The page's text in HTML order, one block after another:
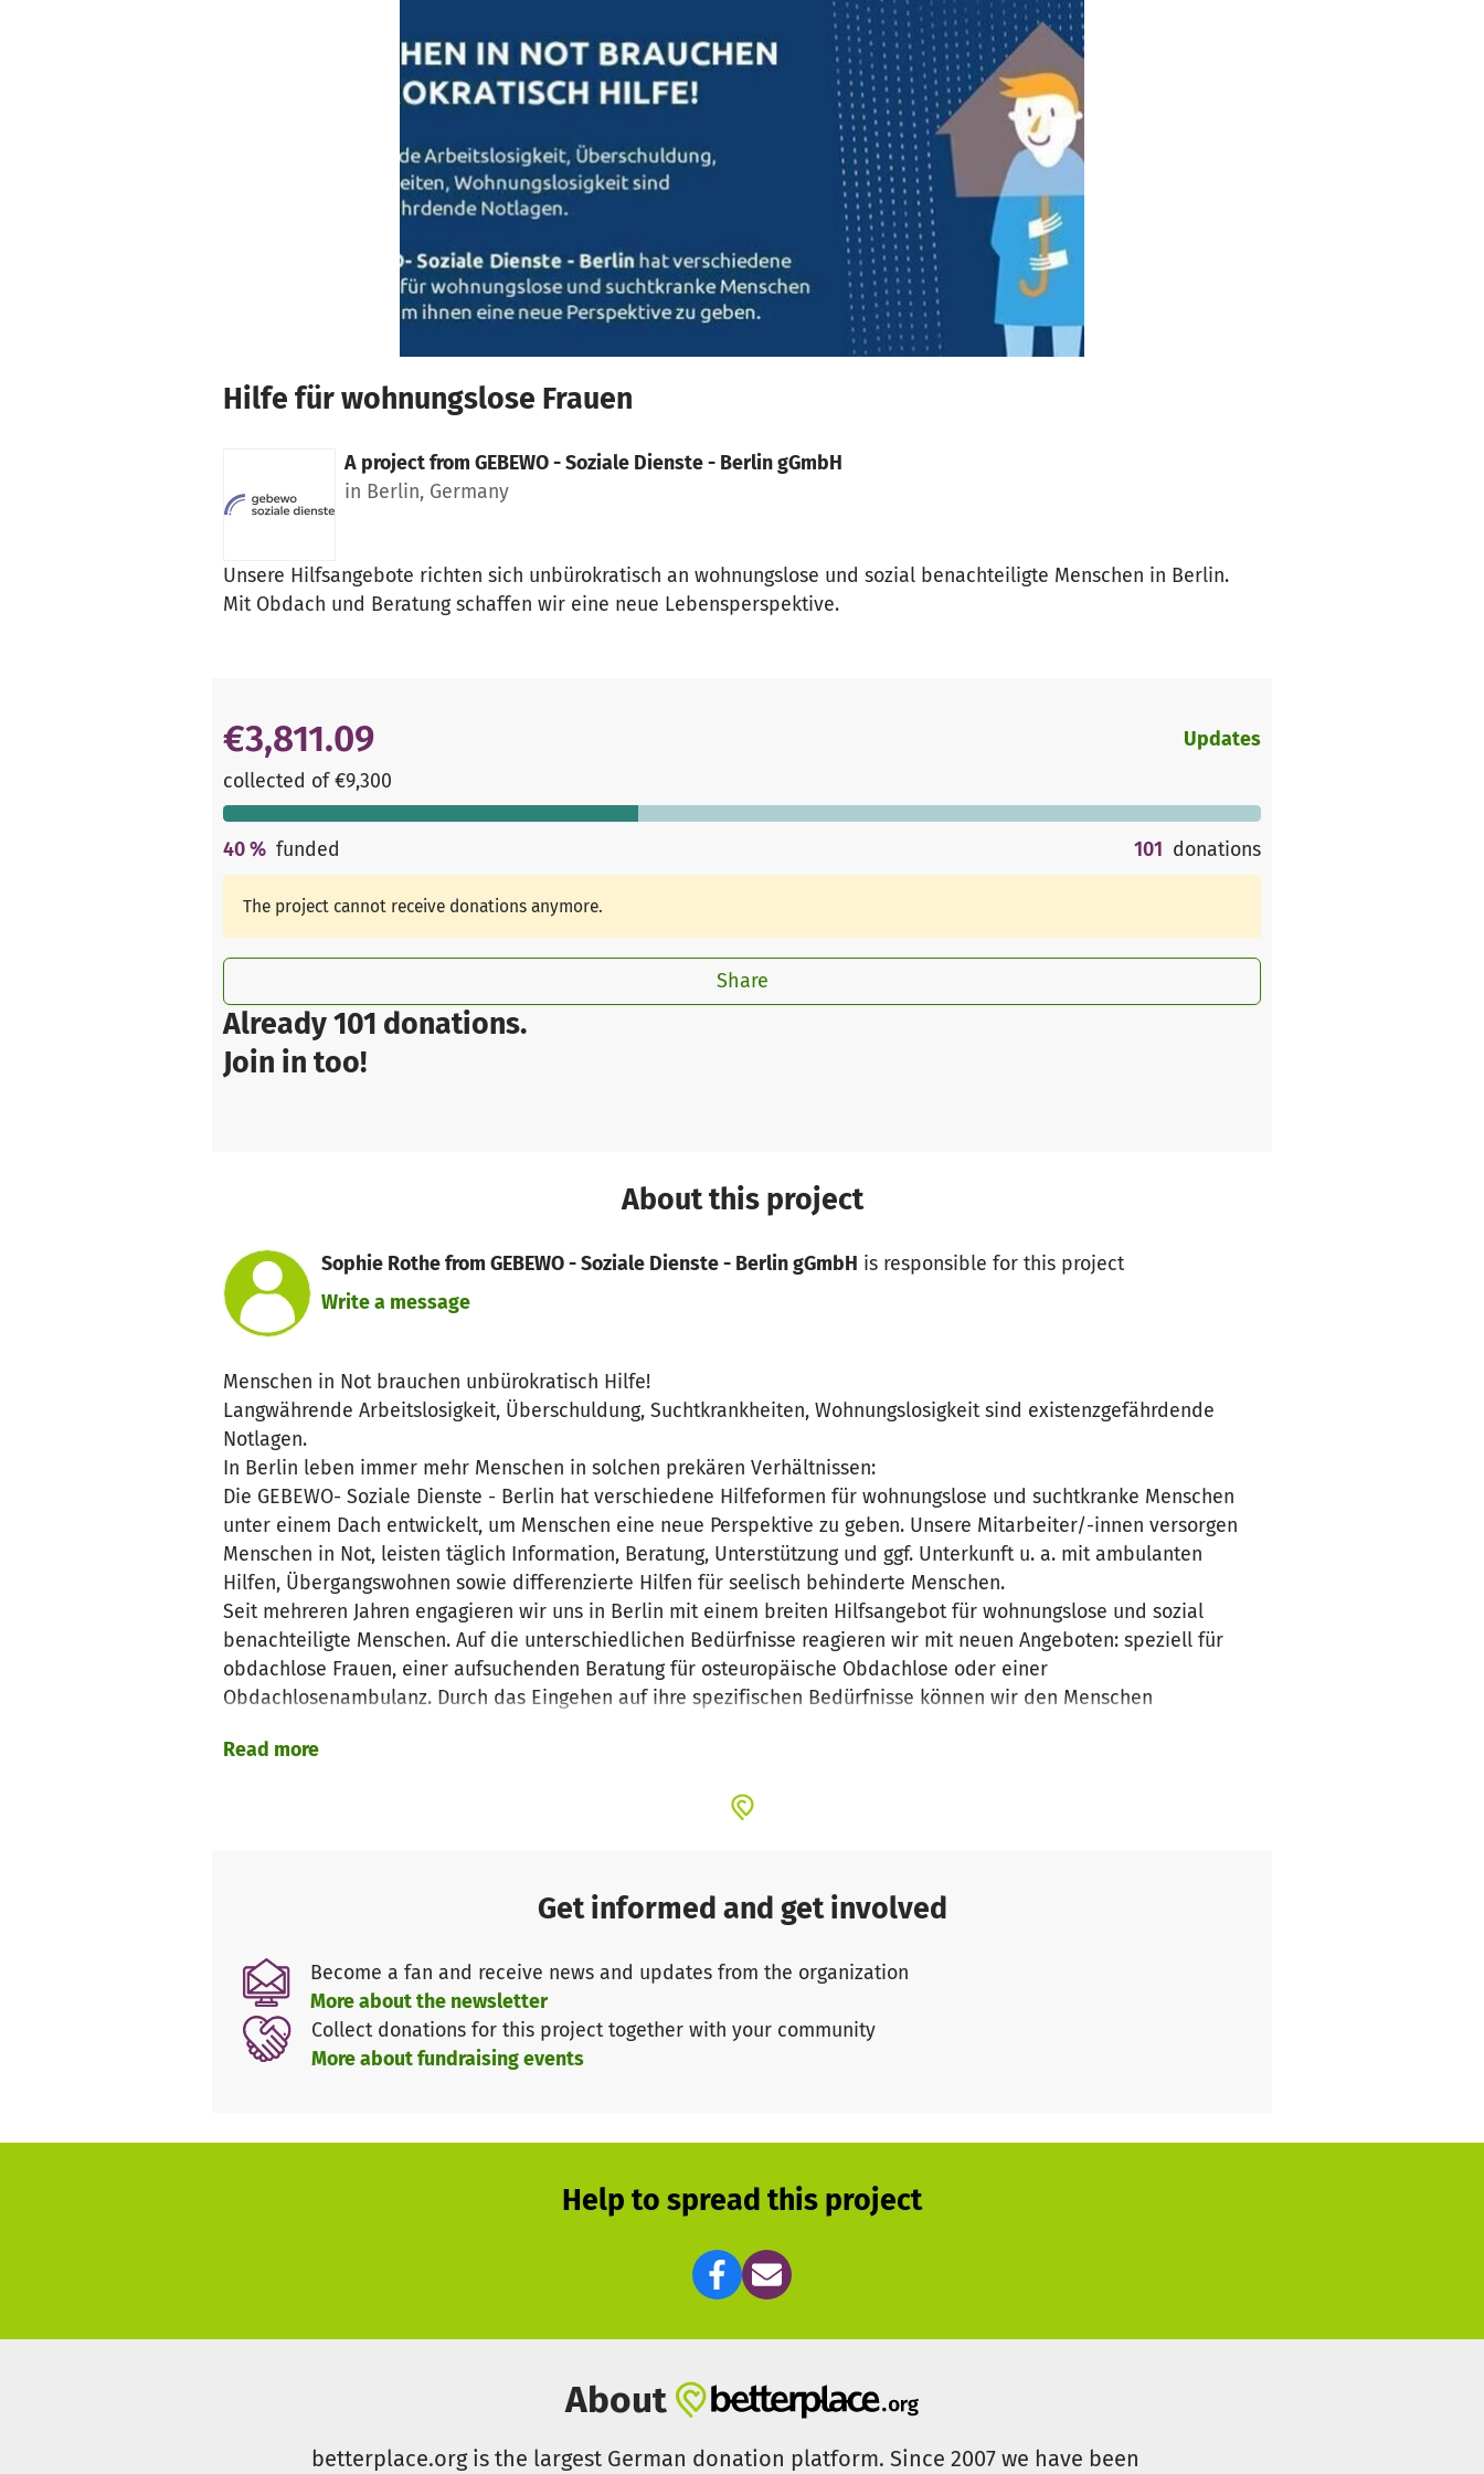
Hilfe für wohnungslose Frauen
A project from GEBEWO - Soziale Dienste - Berlin gGmbH
in Berlin, Germany
Unsere Hilfsangebote richten sich unbürokratisch an wohnungslose und sozial benachteiligte Menschen in Berlin.
Mit Obdach und Beratung schaffen wir eine neue Lebensperspektive.
Already 101 donations.
Join in too!
€3,811.09
collected of €9,300
Updates
40% funded 101 donations
The project cannot receive donations anymore.
Share
About this project
Sophie Rothe from GEBEWO - Soziale Dienste - Berlin gGmbH is responsible for this project
Write a message
Menschen in Not brauchen unbürokratisch Hilfe!
Langwährende Arbeitslosigkeit, Überschuldung, Suchtkrankheiten, Wohnungslosigkeit sind existenzgefährdende
Notlagen.
In Berlin leben immer mehr Menschen in solchen prekären Verhältnissen:
Die GEBEWO- Soziale Dienste - Berlin hat verschiedene Hilfeformen für wohnungslose und suchtkranke Menschen
unter einem Dach entwickelt, um Menschen eine neue Perspektive zu geben. Unsere Mitarbeiter/-innen versorgen
Menschen in Not, leisten täglich Information, Beratung, Unterstützung und ggf. Unterkunft u. a. mit ambulanten
Hilfen, Übergangswohnen sowie differenzierte Hilfen für seelisch behinderte Menschen.
Seit mehreren Jahren engagieren wir uns in Berlin mit einem breiten Hilfsangebot für wohnungslose und sozial
benachteiligte Menschen. Auf die unterschiedlichen Bedürfnisse reagieren wir mit neuen Angeboten: speziell für
obdachlose Frauen, einer aufsuchenden Beratung für osteuropäische Obdachlose oder einer
Obdachlosenambulanz. Durch das Eingehen auf ihre spezifischen Bedürfnisse können wir den Menschen
Read more
Get informed and get involved
Become a fan and receive news and updates from the organization
More about the newsletter
Collect donations for this project together with your community
More about fundraising events
Help to spread this project
About
betterplace.org is the largest German donation platform. Since 2007 we have been